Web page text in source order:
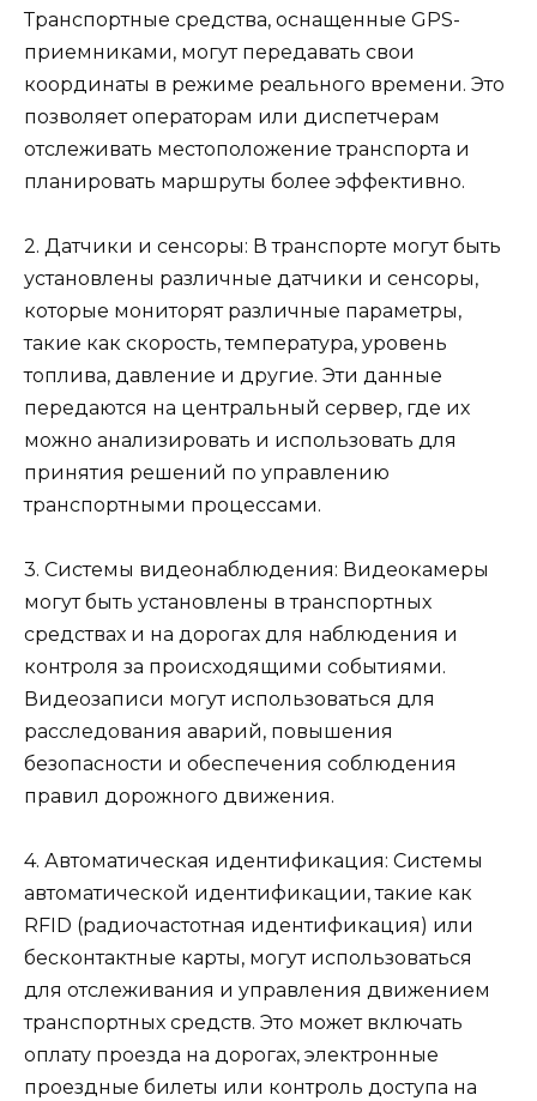
Транспортные средства, оснащенные GPS-
приемниками, могут передавать свои
координаты в режиме реального времени. Это
позволяет операторам или диспетчерам
отслеживать местоположение транспорта и
планировать маршруты более эффективно.
2. Датчики и сенсоры: В транспорте могут быть
установлены различные датчики и сенсоры,
которые мониторят различные параметры,
такие как скорость, температура, уровень
топлива, давление и другие. Эти данные
передаются на центральный сервер, где их
можно анализировать и использовать для
принятия решений по управлению
транспортными процессами.
3. Системы видеонаблюдения: Видеокамеры
могут быть установлены в транспортных
средствах и на дорогах для наблюдения и
контроля за происходящими событиями.
Видеозаписи могут использоваться для
расследования аварий, повышения
безопасности и обеспечения соблюдения
правил дорожного движения.
4. Автоматическая идентификация: Системы
автоматической идентификации, такие как
RFID (радиочастотная идентификация) или
бесконтактные карты, могут использоваться
для отслеживания и управления движением
транспортных средств. Это может включать
оплату проезда на дорогах, электронные
проездные билеты или контроль доступа на